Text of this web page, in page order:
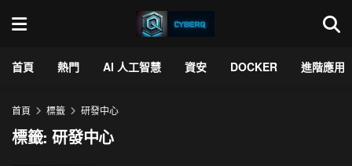
首頁 熱門 AI 人工智慧 資安 DOCKER 進階應用
首頁 標籤 研發中心
標籤:研發中心